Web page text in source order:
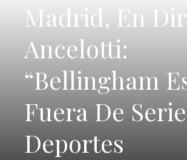
Madrid, En
Ancelotti:
“Bellingham
Fuera De
Deportes